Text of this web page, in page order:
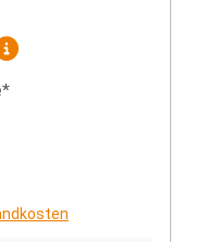
Mehr Informationen zum